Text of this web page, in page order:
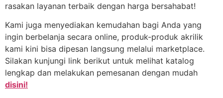
rasakan layanan terbaik dengan harga bersahabat!
Kami juga menyediakan kemudahan bagi Anda yang
ingin berbelanja secara online, produk-produk akrilik
kami kini bisa dipesan langsung melalui marketplace.
Silakan kunjungi link berikut untuk melihat katalog
lengkap dan melakukan pemesanan dengan mudah
disini!